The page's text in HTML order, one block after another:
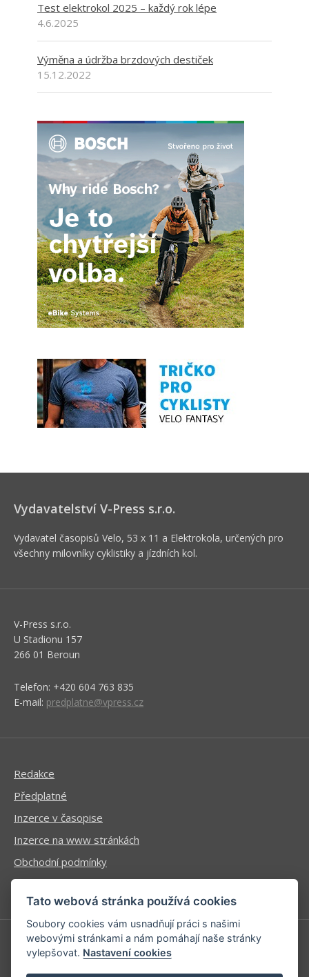
Test elektrokol 2025 – každý rok lépe
4.6.2025
Výměna a údržba brzdových destiček
15.12.2022
Vydavatelství V-Press s.r.o.
Vydavatel časopisů Velo, 53 x 11 a Elektrokola, určených pro
všechny milovníky cyklistiky a jízdních kol.
V-Press s.r.o.
U Stadionu 157
266 01 Beroun
Telefon: +420 604 763 835
E-mail: predplatne@vpress.cz
Redakce
Předplatné
Inzerce v časopise
Inzerce na www stránkách
Obchodní podmínky
Ochrana osobních údajů
Příhlášení | Registrace
Tato webová stránka používá cookies
Soubory cookies vám usnadňují práci s našimi
webovými stránkami a nám pomáhají naše stránky
vylepšovat. Nastavení cookies